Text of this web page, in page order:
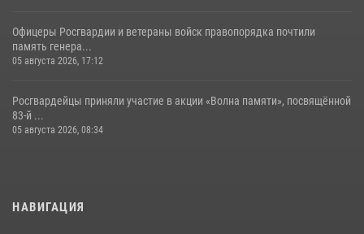
Офицеры Росгвардии и ветераны войск правопорядка почтили
память генера...
05 августа 2026, 17:12
Росгвардейцы приняли участие в акции «Волна памяти», посвящённой
83‑й ...
05 августа 2026, 08:34
НАВИГАЦИЯ